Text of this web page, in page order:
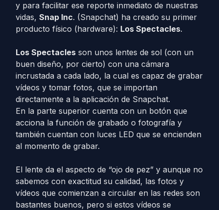
y para facilitar ese reporte inmediato de nuestras
vidas, Snap Inc. (Snapchat) ha creado su primer
producto físico (hardware): Los Spectacles.
Los Spectacles son unos lentes de sol (con un
buen diseño, por cierto) con una cámara
incrustada a cada lado, la cual es capaz de grabar
vídeos y tomar fotos, que se importan
directamente a la aplicación de Snapchat.
En la parte superior cuenta con un botón que
acciona la función de grabado o fotografía y
también cuentan con luces LED que se encienden
al momento de grabar.
El lente da el aspecto de “ojo de pez” y aunque no
sabemos con exactitud su calidad, las fotos y
vídeos que comienzan a circular en las redes son
bastantes buenos, pero si estos vídeos se